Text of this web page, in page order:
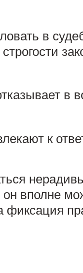
в
в
к
вполне
фиксация